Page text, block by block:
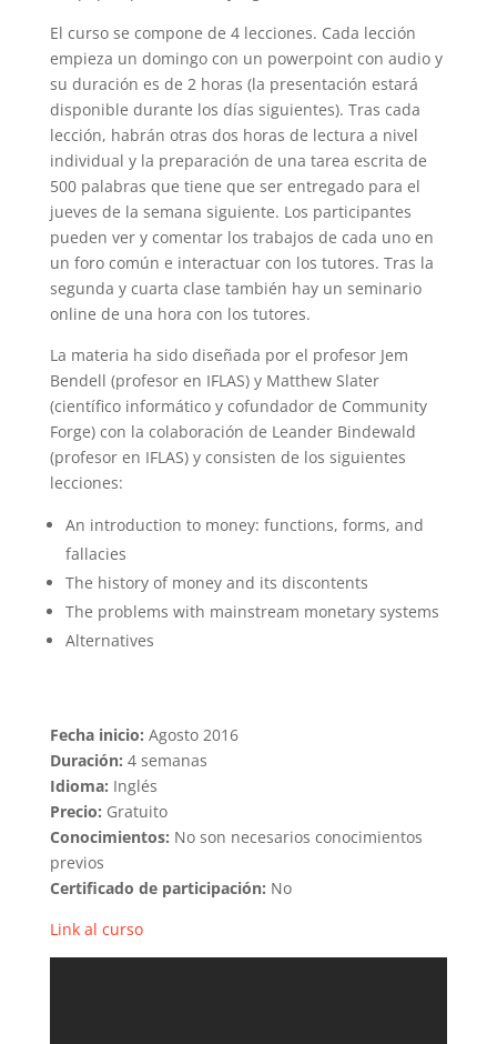
El curso se compone de 4 lecciones. Cada lección
empieza un domingo con un powerpoint con audio y
su duración es de 2 horas (la presentación estará
disponible durante los días siguientes). Tras cada
lección, habrán otras dos horas de lectura a nivel
individual y la preparación de una tarea escrita de
500 palabras que tiene que ser entregado para el
jueves de la semana siguiente. Los participantes
pueden ver y comentar los trabajos de cada uno en
un foro común e interactuar con los tutores. Tras la
segunda y cuarta clase también hay un seminario
online de una hora con los tutores.
La materia ha sido diseñada por el profesor Jem
Bendell (profesor en IFLAS) y Matthew Slater
(científico informático y cofundador de Community
Forge) con la colaboración de Leander Bindewald
(profesor en IFLAS) y consisten de los siguientes
lecciones:
An introduction to money: functions, forms, and
fallacies
The history of money and its discontents
The problems with mainstream monetary systems
Alternatives
Fecha inicio: Agosto 2016
Duración: 4 semanas
Idioma: Inglés
Precio: Gratuito
Conocimientos: No son necesarios conocimientos
previos
Certificado de participación: No
Link al curso